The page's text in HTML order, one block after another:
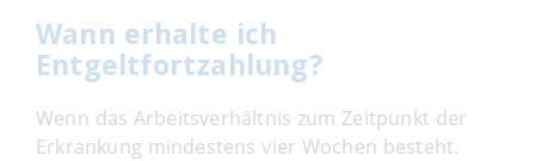
Wann erhalte ich
Entgeltfortzahlung?
Wenn das Arbeitsverhältnis zum Zeitpunkt der
Erkrankung mindestens vier Wochen besteht.